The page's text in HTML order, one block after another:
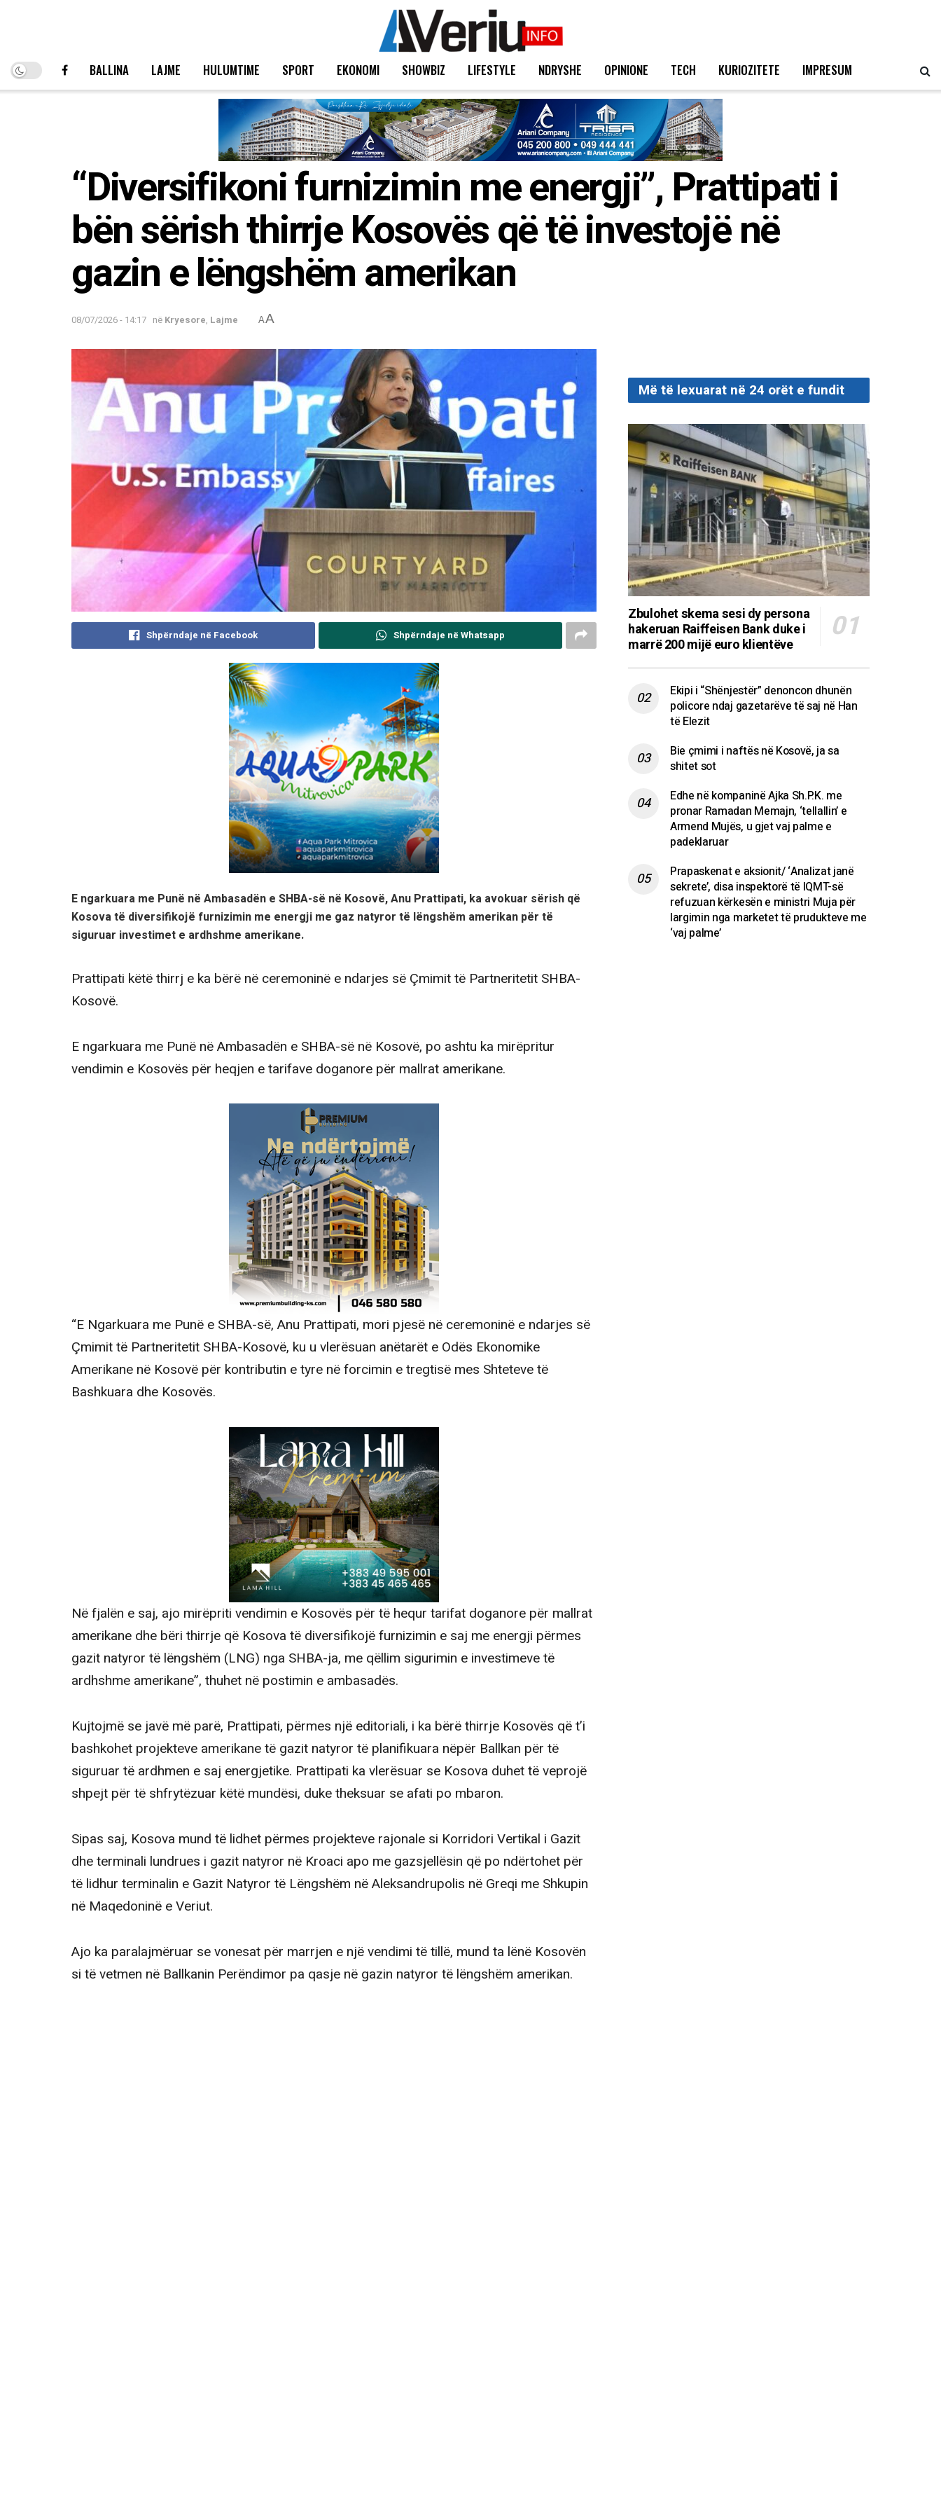
BALLINA LAJME HULUMTIME SPORT EKONOMI SHOWBIZ LIFESTYLE NDRYSHE OPINIONE TECH KURIOZITETE IMPRESUM
“Diversifikoni furnizimin me energji”, Prattipati i
bën sërish thirrje Kosovës që të investojë në
gazin e lëngshëm amerikan
08/07/2026 - 14:17 në Kryesore, Lajme AA
Shpërndaje në Facebook Shpërndaje në Whatsapp
E ngarkuara me Punë në Ambasadën e SHBA-së në Kosovë, Anu Prattipati, ka avokuar sërish që
Kosova të diversifikojë furnizimin me energji me gaz natyror të lëngshëm amerikan për të
siguruar investimet e ardhshme amerikane.
Prattipati këtë thirrj e ka bërë në ceremoninë e ndarjes së Çmimit të Partneritetit SHBA-
Kosovë.
E ngarkuara me Punë në Ambasadën e SHBA-së në Kosovë, po ashtu ka mirëpritur
vendimin e Kosovës për heqjen e tarifave doganore për mallrat amerikane.
“E Ngarkuara me Punë e SHBA-së, Anu Prattipati, mori pjesë në ceremoninë e ndarjes së
Çmimit të Partneritetit SHBA-Kosovë, ku u vlerësuan anëtarët e Odës Ekonomike
Amerikane në Kosovë për kontributin e tyre në forcimin e tregtisë mes Shteteve të
Bashkuara dhe Kosovës.
Në fjalën e saj, ajo mirëpriti vendimin e Kosovës për të hequr tarifat doganore për mallrat
amerikane dhe bëri thirrje që Kosova të diversifikojë furnizimin e saj me energji përmes
gazit natyror të lëngshëm (LNG) nga SHBA-ja, me qëllim sigurimin e investimeve të
ardhshme amerikane”, thuhet në postimin e ambasadës.
Kujtojmë se javë më parë, Prattipati, përmes një editoriali, i ka bërë thirrje Kosovës që t’i
bashkohet projekteve amerikane të gazit natyror të planifikuara nëpër Ballkan për të
siguruar të ardhmen e saj energjetike. Prattipati ka vlerësuar se Kosova duhet të veprojë
shpejt për të shfrytëzuar këtë mundësi, duke theksuar se afati po mbaron.
Sipas saj, Kosova mund të lidhet përmes projekteve rajonale si Korridori Vertikal i Gazit
dhe terminali lundrues i gazit natyror në Kroaci apo me gazsjellësin që po ndërtohet për
të lidhur terminalin e Gazit Natyror të Lëngshëm në Aleksandrupolis në Greqi me Shkupin
në Maqedoninë e Veriut.
Ajo ka paralajmëruar se vonesat për marrjen e një vendimi të tillë, mund ta lënë Kosovën
si të vetmen në Ballkanin Perëndimor pa qasje në gazin natyror të lëngshëm amerikan.
Më të lexuarat në 24 orët e fundit
Zbulohet skema sesi dy persona
hakeruan Raiffeisen Bank duke i
marrë 200 mijë euro klientëve
Ekipi i “Shënjestër” denoncon dhunën
policore ndaj gazetarëve të saj në Han
të Elezit
Bie çmimi i naftës në Kosovë, ja sa
shitet sot
Edhe në kompaninë Ajka Sh.P.K. me
pronar Ramadan Memajn, ‘tellallin’ e
Armend Mujës, u gjet vaj palme e
padeklaruar
Prapaskenat e aksionit/ ‘Analizat janë
sekrete’, disa inspektorë të IQMT-së
refuzuan kërkesën e ministri Muja për
largimin nga marketet të prudukteve me
‘vaj palme’